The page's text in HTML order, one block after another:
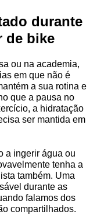
durante
de bike
ou na academia,
em que não é
a sua rotina e
que a pausa no
a hidratação
ser mantida em
a ingerir água ou
tenha a
também. Uma
durante as
falamos dos
compartilhados.